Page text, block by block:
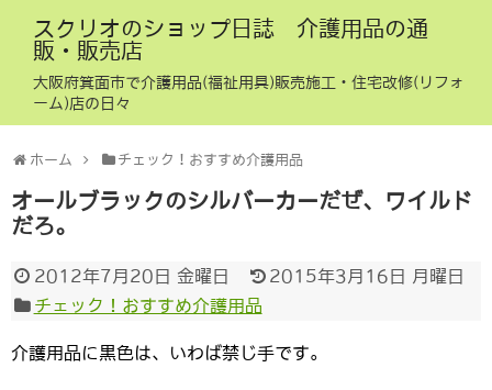
スクリオのショップ日誌 介護用品の通
販・販売店
大阪府箕面市で介護用品(福祉用具)販売施工・住宅改修(リフォ
ーム)店の日々
ホーム チェック！おすすめ介護用品
オールブラックのシルバーカーだぜ、ワイルド
だろ。
2012年7月20日 金曜日
2015年3月16日 月曜日
チェック！おすすめ介護用品
介護用品に黒色は、いわば禁じ手です。